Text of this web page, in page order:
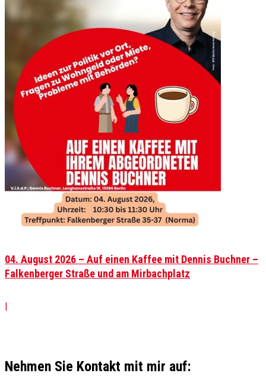
04. August 2026 – Auf einen Kaffee mit Dennis Buchner –
Falkenberger Straße und am Mirbachplatz
|
Nehmen Sie Kontakt mit mir auf: